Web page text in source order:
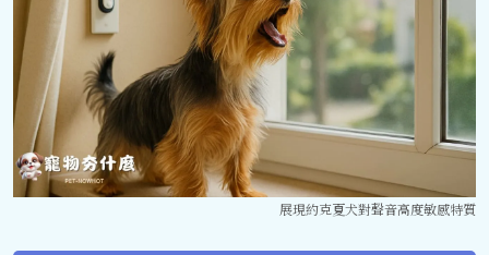
展現約克夏犬對聲音高度敏感特質